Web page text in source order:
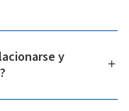
que mostrar una
de servicios
proceso de
y nos
completar la
y